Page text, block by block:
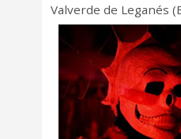
Valverde de Leganés